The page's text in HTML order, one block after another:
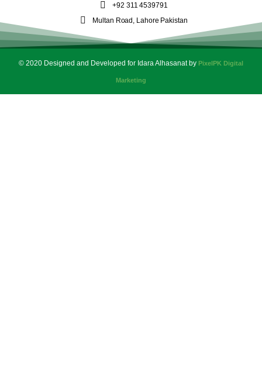
+92 311 4539791
Multan Road, Lahore Pakistan
© 2020 Designed and Developed for Idara Alhasanat by PixelPK Digital
Marketing